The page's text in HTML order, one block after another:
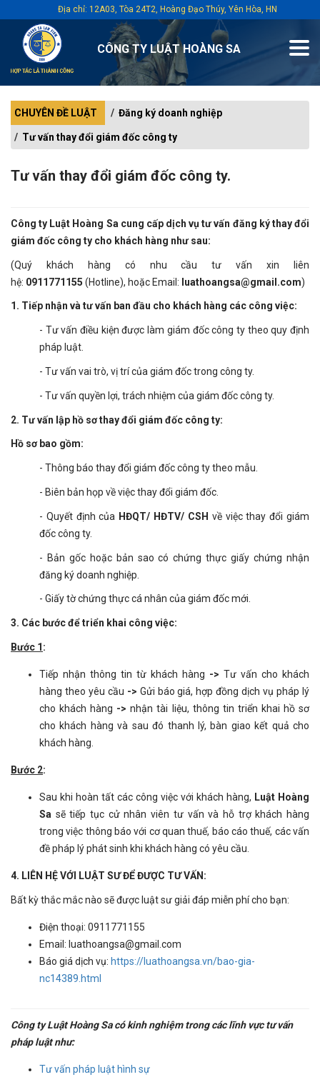
CÔNG TY LUẬT HOÀNG SA
Địa chỉ: 12A03, Tòa 24T2, Hoàng Đạo Thúy, Yên Hòa, HN
CHUYÊN ĐỀ LUẬT Đăng ký doanh nghiệp
Tư vấn thay đổi giám đốc công ty
Tư vấn thay đổi giám đốc công ty.
Công ty Luật Hoàng Sa cung cấp dịch vụ tư vấn đăng ký thay đổi
giám đốc công ty cho khách hàng như sau:
(Quý khách hàng có nhu cầu tư vấn xin liên
hệ: 0911771155 (Hotline), hoặc Email: luathoangsa@gmail.com)
1. Tiếp nhận và tư vấn ban đầu cho khách hàng các công việc:
- Tư vấn điều kiện được làm giám đốc công ty theo quy định
pháp luật.
- Tư vấn vai trò, vị trí của giám đốc trong công ty.
- Tư vấn quyền lợi, trách nhiệm của giám đốc công ty.
2. Tư vấn lập hồ sơ thay đổi giám đốc công ty:
Hồ sơ bao gồm:
- Thông báo thay đổi giám đốc công ty theo mẫu.
- Biên bản họp về việc thay đổi giám đốc.
- Quyết định của HĐQT/ HĐTV/ CSH về việc thay đổi giám
đốc công ty.
- Bản gốc hoặc bản sao có chứng thực giấy chứng nhận
đăng ký doanh nghiệp.
- Giấy tờ chứng thực cá nhân của giám đốc mới.
3. Các bước để triển khai công việc:
Bước 1:
Tiếp nhận thông tin từ khách hàng -> Tư vấn cho khách
hàng theo yêu cầu -> Gửi báo giá, hợp đồng dịch vụ pháp lý
cho khách hàng -> nhận tài liệu, thông tin triển khai hồ sơ
cho khách hàng và sau đó thanh lý, bàn giao kết quả cho
khách hàng.
Bước 2:
Sau khi hoàn tất các công việc với khách hàng, Luật Hoàng
Sa sẽ tiếp tục cử nhân viên tư vấn và hỗ trợ khách hàng
trong việc thông báo với cơ quan thuế, báo cáo thuế, các vấn
đề pháp lý phát sinh khi khách hàng có yêu cầu.
4. LIÊN HỆ VỚI LUẬT SƯ ĐỂ ĐƯỢC TƯ VẤN :
Bất kỳ thắc mắc nào sẽ được luật sư giải đáp miễn phí cho bạn:
Điện thoại: 0911771155
Email: luathoangsa@gmail.com
Báo giá dịch vụ: https://luathoangsa.vn/bao-gia-
nc14389.html
Công ty Luật Hoàng Sa có kinh nghiệm trong các lĩnh vực tư vấn
pháp luật như:
Tư vấn pháp luật hình sự